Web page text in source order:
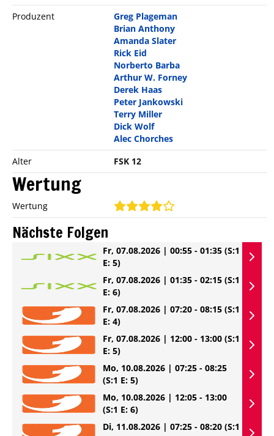
Produzent
Greg Plageman
Brian Anthony
Amanda Slater
Rick Eid
Norberto Barba
Arthur W. Forney
Derek Haas
Peter Jankowski
Terry Miller
Dick Wolf
Alec Chorches
Alter
FSK 12
Wertung
Wertung
Nächste Folgen
Fr, 07.08.2026 | 00:55 - 01:35 (S:1
E: 5)
Fr, 07.08.2026 | 01:35 - 02:15 (S:1
E: 6)
Fr, 07.08.2026 | 07:20 - 08:15 (S:1
E: 4)
Fr, 07.08.2026 | 12:00 - 13:00 (S:1
E: 5)
Mo, 10.08.2026 | 07:25 - 08:25
(S:1 E: 5)
Mo, 10.08.2026 | 12:05 - 13:00
(S:1 E: 6)
Di, 11.08.2026 | 07:25 - 08:20 (S:1